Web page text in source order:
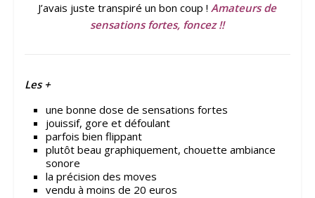
J’avais juste transpiré un bon coup !Amateurs de
sensations fortes, foncez !!
Les +
une bonne dose de sensations fortes
jouissif, gore et défoulant
parfois bien flippant
plutôt beau graphiquement, chouette ambiance
sonore
la précision des moves
vendu à moins de 20 euros